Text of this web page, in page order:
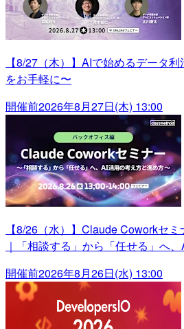
【8/27（木）】AIで始めるデータ
をお手軽に〜
開催前2026年8月27日(木) 13:00
【8/26（水）】Claude Coworkセ
｜「相談する」から「任せる」へ
開催前2026年8月26日(水) 13:00